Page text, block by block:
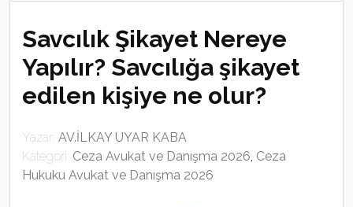
Savcılık Şikayet Nereye
Yapılır? Savcılığa şikayet
edilen kişiye ne olur?
Yazar: AV.İLKAY UYAR KABA
Kategori: Ceza Avukat ve Danışma 2026, Ceza
Hukuku Avukat ve Danışma 2026